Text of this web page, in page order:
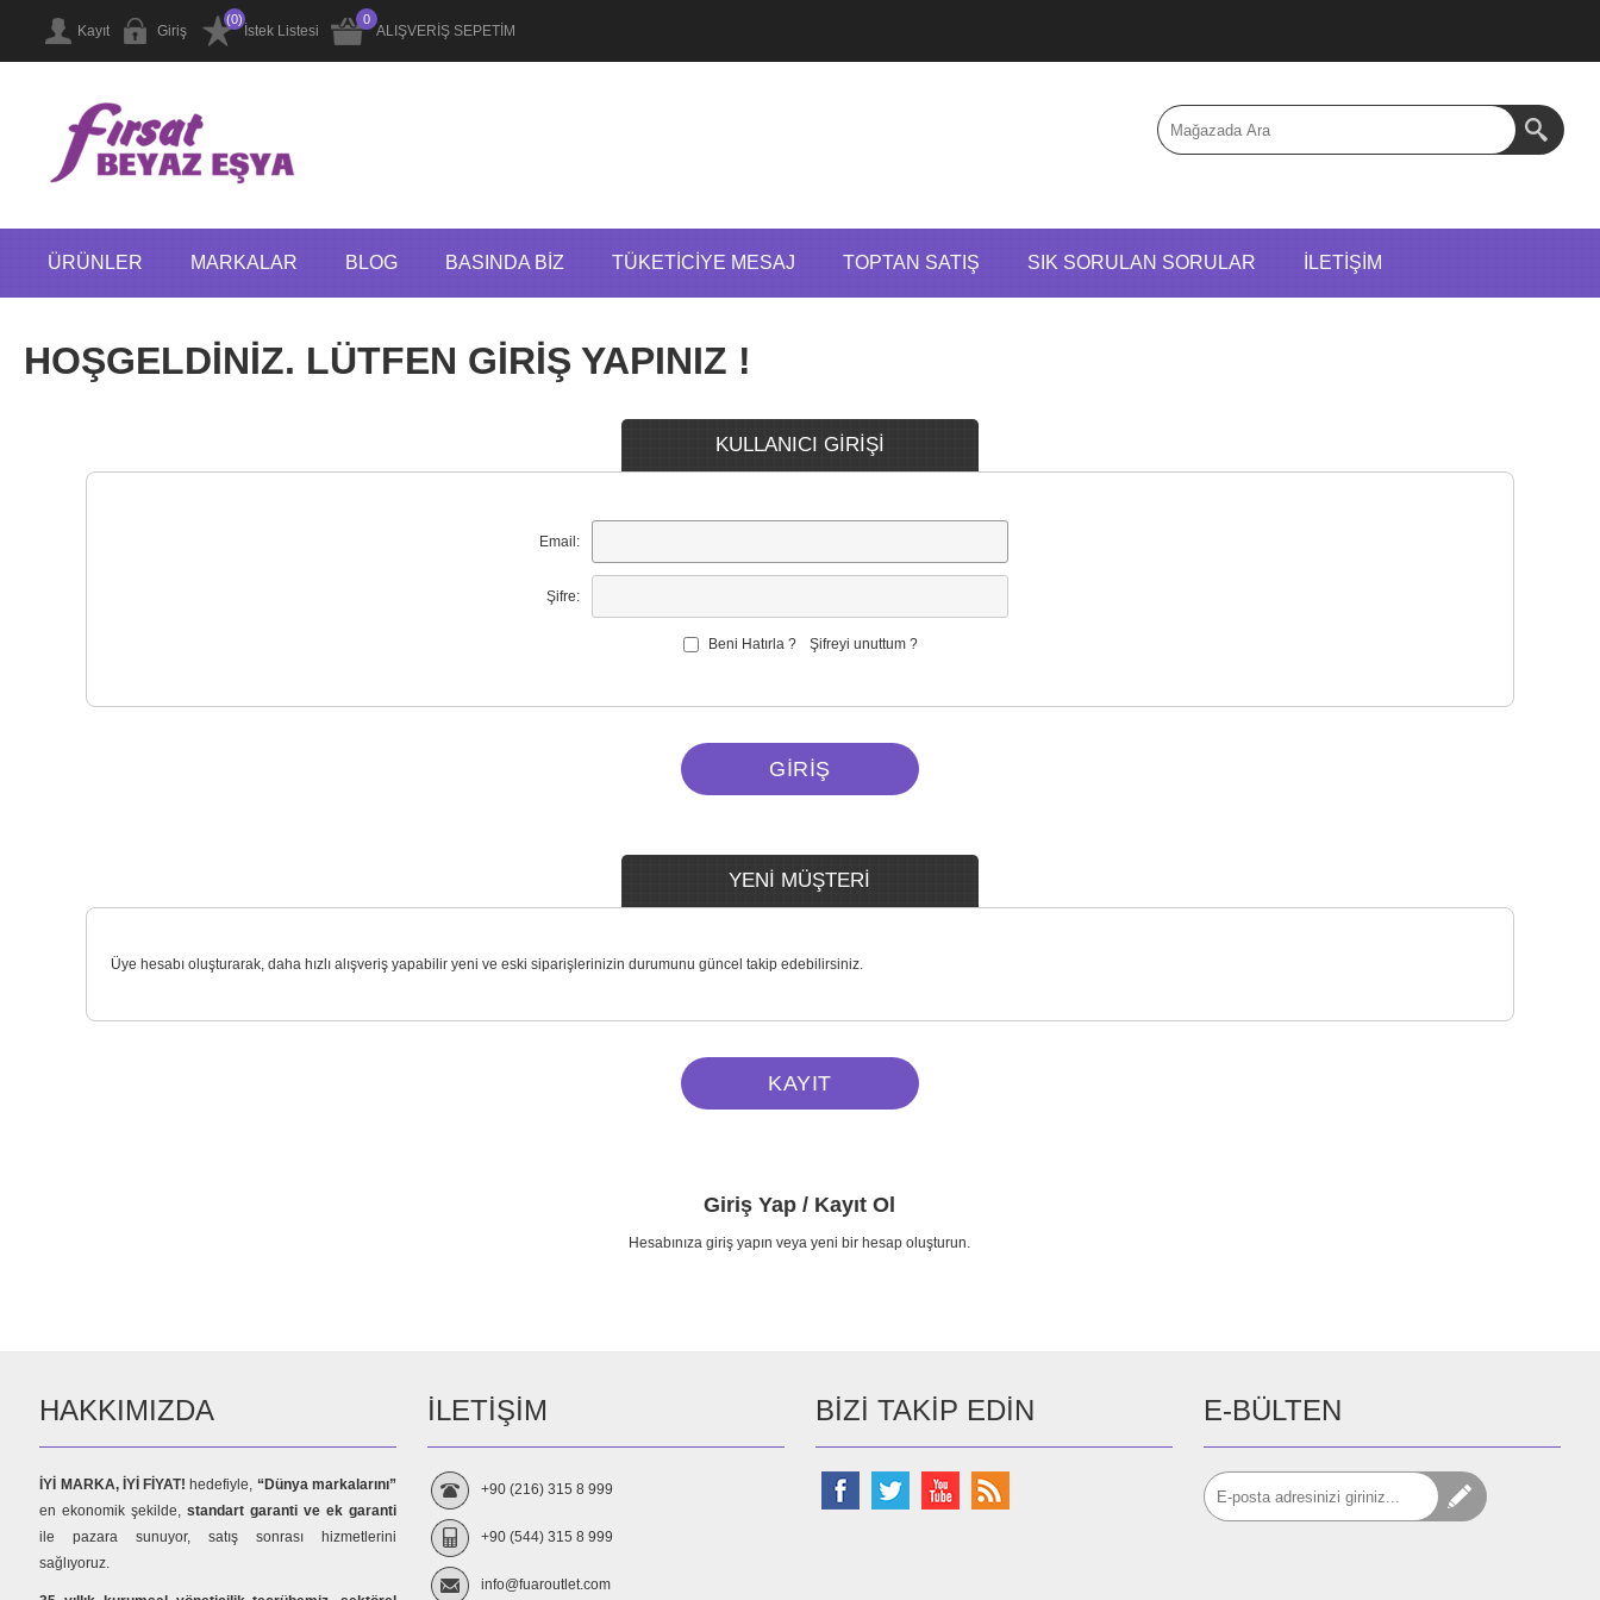
Kayıt Giriş İstek Listesi
(0)
ALIŞVERİŞ SEPETİM
0
ÜRÜNLER MARKALAR BLOG BASINDA BIZ TÜKETICIYE MESAJ TOPTAN SATIŞ SIK SORULAN SORULAR İLETIŞIM
HOŞGELDİNİZ. LÜTFEN GİRİŞ YAPINIZ !
KULLANICI GİRİŞİ
Email:
Şifre:
Beni Hatırla ? Şifreyi unuttum ?
YENİ MÜŞTERİ
Üye hesabı oluşturarak, daha hızlı alışveriş yapabilir yeni ve eski siparişlerinizin durumunu güncel takip edebilirsiniz.
Giriş Yap / Kayıt Ol
Hesabınıza giriş yapın veya yeni bir hesap oluşturun.
HAKKIMIZDA
İYİ MARKA, İYİ FİYAT! hedefiyle, “Dünya markalarını”
en ekonomik şekilde,standart garanti ve ek garanti
ile pazara sunuyor, satış sonrası hizmetlerini
sağlıyoruz.
İLETIŞIM
+90 (216) 315 8 999
+90 (544) 315 8 999
info@fuaroutlet.com
BIZI TAKIP EDIN E-BÜLTEN